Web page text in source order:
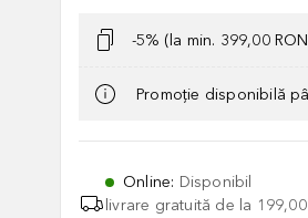
-5% (la min. 399,00
Promoție disponibilă
Online: Disponibil
livrare gratuită de la